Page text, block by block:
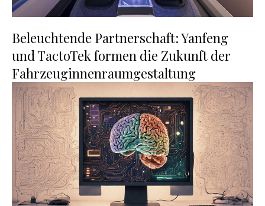
Beleuchtende Partnerschaft: Yanfeng
und TactoTek formen die Zukunft der
Fahrzeuginnenraumgestaltung